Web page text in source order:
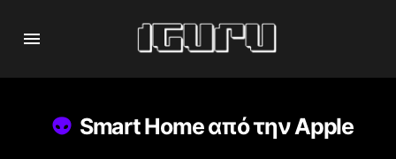
Smart Home από την Apple